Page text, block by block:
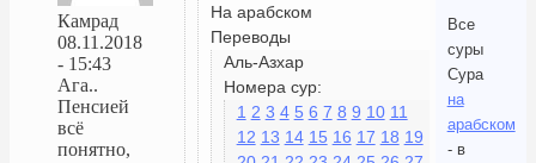
На арабском
Переводы
Аль-Азхар
Номера сур:
1 2 3 4 5 6 7 8 9 10 11
12 13 14 15 16 17 18 19
Все
суры
Сура
на
арабском
- в
Камрад
08.11.2018
- 15:43
Ага..
Пенсией
всё
понятно,